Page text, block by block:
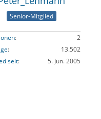
Senior-Mitglied
2
13.502
seit
5. Jun. 2005